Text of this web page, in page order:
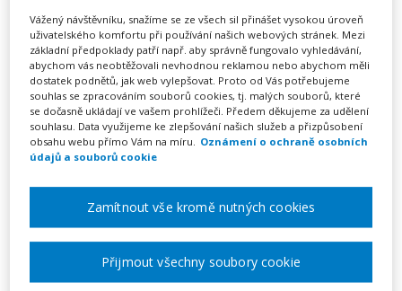
TERMÍN
na klíč
MÍSTO
Celá ČR
CENA
6400 Kč
Zobrazit akci na webu pořadatele
Vážený návštěvníku, snažíme se ze všech sil přinášet vysokou úroveň
uživatelského komfortu při používání našich webových stránek. Mezi
základní předpoklady patří např. aby správně fungovalo vyhledávání,
abychom vás neobtěžovali nevhodnou reklamou nebo abychom měli
dostatek podnětů, jak web vylepšovat. Proto od Vás potřebujeme
souhlas se zpracováním souborů cookies, tj. malých souborů, které
se dočasně ukládají ve vašem prohlížeči. Předem děkujeme za udělení
souhlasu. Data využijeme ke zlepšování našich služeb a přizpůsobení
obsahu webu přímo Vám na míru. Oznámení o ochraně osobních
údajů a souborů cookie
Zamítnout vše kromě nutných cookies
Přijmout všechny soubory cookie